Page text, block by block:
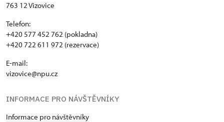
763 12 Vizovice
Telefon:
+420 577 452 762 (pokladna)
+420 722 611 972 (rezervace)
E-mail:
vizovice@npu.cz
INFORMACE PRO NÁVŠTĚVNÍKY
Informace pro návštěvníky